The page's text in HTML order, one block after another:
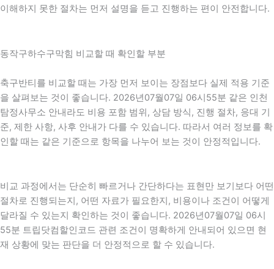
이해하지 못한 절차는 먼저 설명을 듣고 진행하는 편이 안전합니다.
동작구하수구막힘 비교할 때 확인할 부분
축구반티를 비교할 때는 가장 먼저 보이는 장점보다 실제 적용 기준
을 살펴보는 것이 좋습니다. 2026년07월07일 06시55분 같은 인천
탐정사무소 안내라도 비용 포함 범위, 상담 방식, 진행 절차, 응대 기
준, 제한 사항, 사후 안내가 다를 수 있습니다. 따라서 여러 정보를 확
인할 때는 같은 기준으로 항목을 나누어 보는 것이 안정적입니다.
비교 과정에서는 단순히 빠르거나 간단하다는 표현만 보기보다 어떤
절차로 진행되는지, 어떤 자료가 필요한지, 비용이나 조건이 어떻게
달라질 수 있는지 확인하는 것이 좋습니다. 2026년07월07일 06시
55분 트립닷컴할인코드 관련 조건이 명확하게 안내되어 있으면 현
재 상황에 맞는 판단을 더 안정적으로 할 수 있습니다.